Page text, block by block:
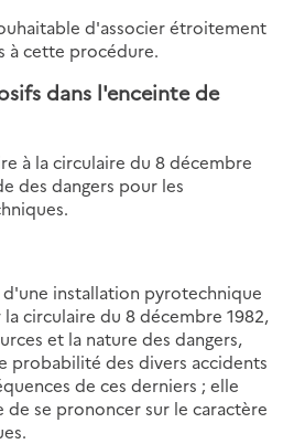
d'associer étroitement
à cette procédure.
dans l'enceinte de
à la circulaire du 8 décembre
des dangers pour les
d'une installation pyrotechnique
circulaire du 8 décembre 1982,
et la nature des dangers,
probabilité des divers accidents
de ces derniers ; elle
se prononcer sur le caractère